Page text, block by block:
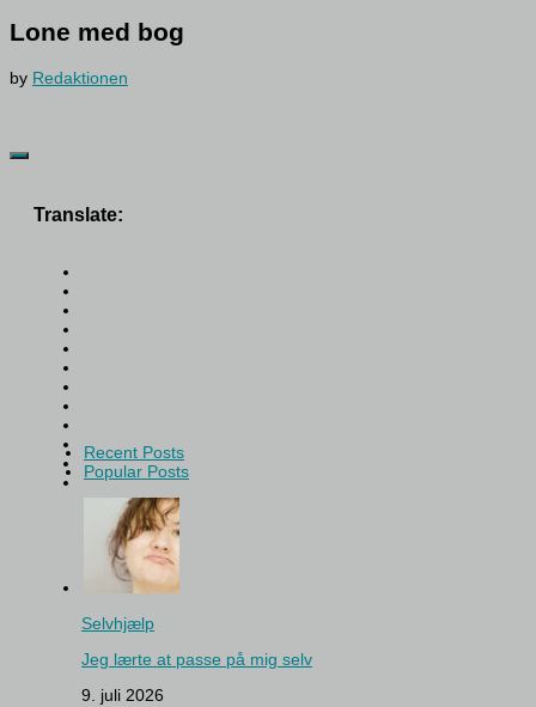
Lone med bog
by Redaktionen
Translate:
Recent Posts
Popular Posts
Selvhjælp
Jeg lærte at passe på mig selv
9. juli 2026